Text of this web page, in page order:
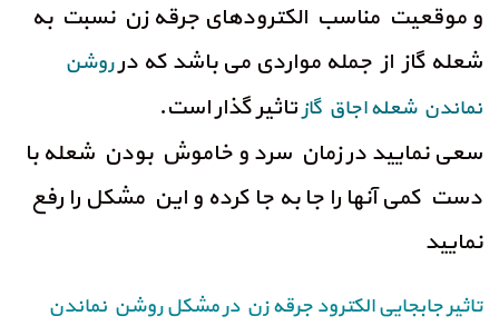
و موقعیت مناسب الکترود‌های جرقه زن نسبت به
شعله گاز از جمله مواردی می باشد که درروشن
نماندن شعله اجاق گازتاثیر گذار است.
سعی نمایید در زمان سرد و خاموش بودن شعله با
دست کمی آنها را جا به جا کرده و این مشکل را رفع
نمایید
تاثیر جابجایی الکترود جرقه زن در مشکل روشن نماندن